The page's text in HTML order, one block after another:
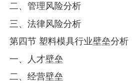
二、管理风险分析
三、法律风险分析
第四节 塑料模具行业壁垒分析
一、人才壁垒
二、经营壁垒